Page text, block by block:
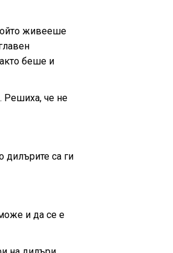
живееше
беше и
Решиха, че не
са ги
и да се е